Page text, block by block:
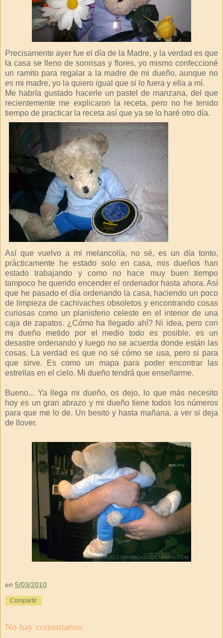
Precisamente ayer fue el día de la Madre, y la verdad es que
la casa se lleno de sonrisas y flores, yo mismo confeccioné
un ramito para regalar a la madre de mi dueño, aunque no
es mi madre, yo la quiero igual que si lo fuera y ella a mí.
Me habría gustado hacerle un pastel de manzana, del que
recientemente me explicaron la receta, pero no he tenido
tiempo de practicar la receta así que ya se lo haré otro día.
Así que vuelvo a mi melancolía, no sé, es un día tonto,
prácticamente he estado solo en casa, mis dueños han
estado trabajando y como no hace muy buen tiempo
tampoco he querido encender el ordenador hasta ahora. Así
que he pasado el día ordenando la casa, haciendo un poco
de limpieza de cachivaches obsoletos y encontrando cosas
curiosas como un planisferio celeste en el interior de una
caja de zapatos. ¿Cómo ha llegado ahí? Ni idea, pero con
mi dueño metido por el medio todo es posible, es un
desastre ordenando y luego no se acuerda donde están las
cosas. La verdad es que no sé cómo se usa, pero si para
que sirve. Es como un mapa para poder encontrar las
estrellas en el cielo. Mi dueño tendrá que enseñarme.
Bueno... Ya llega mi dueño, os dejo, lo que más necesito
hoy es un gran abrazo y mi dueño tiene todos los números
para que me lo de. Un besito y hasta mañana, a ver si deja
de llover.
en 5/03/2010
Compartir
No hay comentarios: